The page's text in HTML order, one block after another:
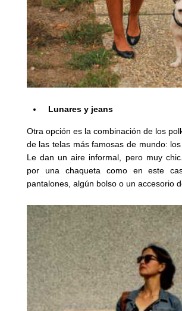
Lunares y jeans
Otra opción es la combinación de los
de las telas más famosas de mundo: los
Le dan un aire informal, pero muy
por una chaqueta como en este
pantalones, algún bolso o un accesorio